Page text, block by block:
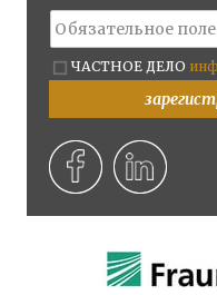
ЧАСТНОЕ ДЕЛО